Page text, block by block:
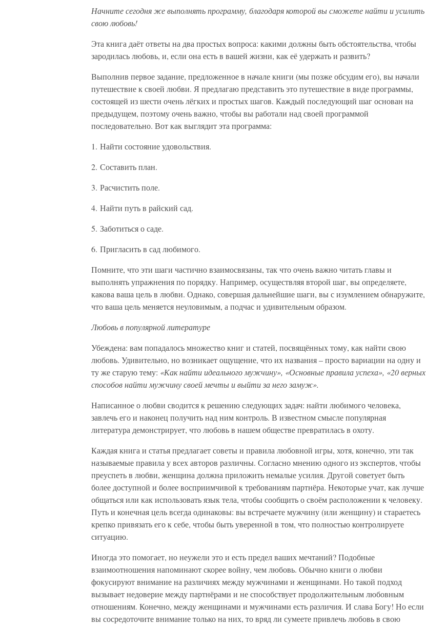
Начните сегодня же выполнять программу, благодаря которой вы сможете найти и усилить
свою любовь!
Эта книга даёт ответы на два простых вопроса: какими должны быть обстоятельства, чтобы
зародилась любовь, и, если она есть в вашей жизни, как её удержать и развить?
Выполнив первое задание, предложенное в начале книги (мы позже обсудим его), вы начали
путешествие к своей любви. Я предлагаю представить это путешествие в виде программы,
состоящей из шести очень лёгких и простых шагов. Каждый последующий шаг основан на
предыдущем, поэтому очень важно, чтобы вы работали над своей программой
последовательно. Вот как выглядит эта программа:
1. Найти состояние удовольствия.
2. Составить план.
3. Расчистить поле.
4. Найти путь в райский сад.
5. Заботиться о саде.
6. Пригласить в сад любимого.
Помните, что эти шаги частично взаимосвязаны, так что очень важно читать главы и
выполнять упражнения по порядку. Например, осуществляя второй шаг, вы определяете,
какова ваша цель в любви. Однако, совершая дальнейшие шаги, вы с изумлением обнаружите,
что ваша цель меняется неуловимым, а подчас и удивительным образом.
Любовь в популярной литературе
Убеждена: вам попадалось множество книг и статей, посвящённых тому, как найти свою
любовь. Удивительно, но возникает ощущение, что их названия – просто вариации на одну и
ту же старую тему: «Как найти идеального мужчину», «Основные правила успеха», «20 верных
способов найти мужчину своей мечты и выйти за него замуж».
Написанное о любви сводится к решению следующих задач: найти любимого человека,
завлечь его и наконец получить над ним контроль. В известном смысле популярная
литература демонстрирует, что любовь в нашем обществе превратилась в охоту.
Каждая книга и статья предлагает советы и правила любовной игры, хотя, конечно, эти так
называемые правила у всех авторов различны. Согласно мнению одного из экспертов, чтобы
преуспеть в любви, женщина должна приложить немалые усилия. Другой советует быть
более доступной и более восприимчивой к требованиям партнёра. Некоторые учат, как лучше
общаться или как использовать язык тела, чтобы сообщить о своём расположении к человеку.
Путь и конечная цель всегда одинаковы: вы встречаете мужчину (или женщину) и стараетесь
крепко привязать его к себе, чтобы быть уверенной в том, что полностью контролируете
ситуацию.
Иногда это помогает, но неужели это и есть предел ваших мечтаний? Подобные
взаимоотношения напоминают скорее войну, чем любовь. Обычно книги о любви
фокусируют внимание на различиях между мужчинами и женщинами. Но такой подход
вызывает недоверие между партнёрами и не способствует продолжительным любовным
отношениям. Конечно, между женщинами и мужчинами есть различия. И слава Богу! Но если
вы сосредоточите внимание только на них, то вряд ли сумеете привлечь любовь в свою